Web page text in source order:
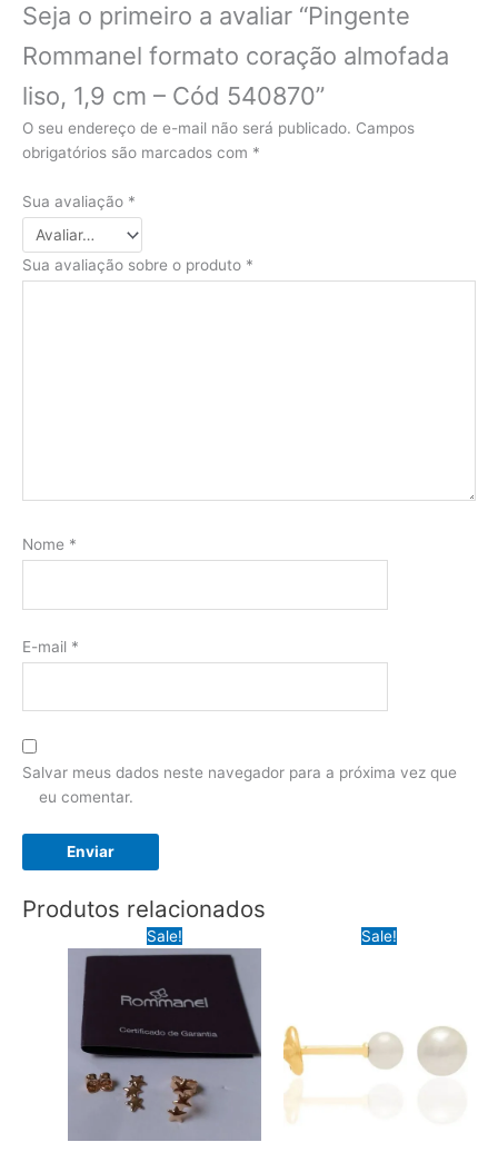
Seja o primeiro a avaliar “Pingente
Rommanel formato coração almofada
liso, 1,9 cm – Cód 540870”
O seu endereço de e-mail não será publicado. Campos
obrigatórios são marcados com *
Sua avaliação *
Sua avaliação sobre o produto *
Nome *
E-mail *
Salvar meus dados neste navegador para a próxima vez que
eu comentar.
Produtos relacionados
Sale! Sale!